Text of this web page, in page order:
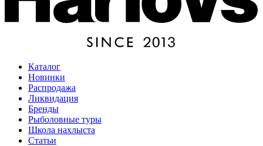
Каталог
Новинки
Распродажа
Ликвидация
Бренды
Рыболовные туры
Школа нахлыста
Статьи